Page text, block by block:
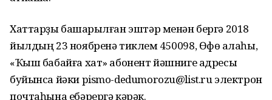
Хаттарҙы башҡарылған эштәр менән бергә 2018
йылдың 23 ноябренә тиклем 450098, Өфө ҡалаһы,
«Ҡыш бабайға хат» абонент йәшниге адресы
буйынса йәки pismo-dedumorozu@list.ru электрон
почтаһына ебәрергә кәрәк.